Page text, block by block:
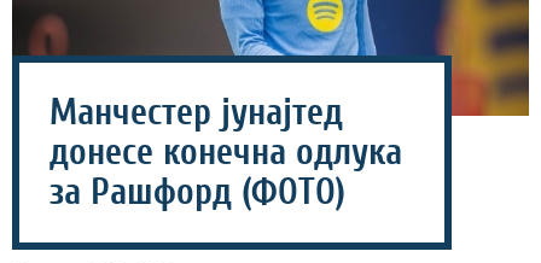
Манчестер јунајтед
донесе конечна одлука
за Рашфорд (ФОТО)